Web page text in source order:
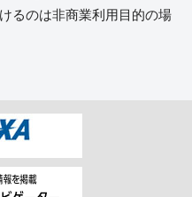
るのは非商業利用目的の場